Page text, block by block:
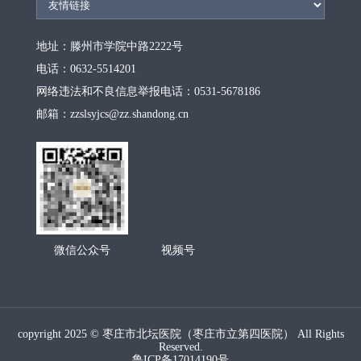
地址：滕州市学院中路2222号
电话：0632-5514201
网络违法和不良信息举报电话：0531-5678186
邮箱：zzslsyjcs@zz.shandong.cn
微信公众号 视频号
copyright 2025 © 枣庄市北坛医院（枣庄市立第四医院） All Rights
Reserved.